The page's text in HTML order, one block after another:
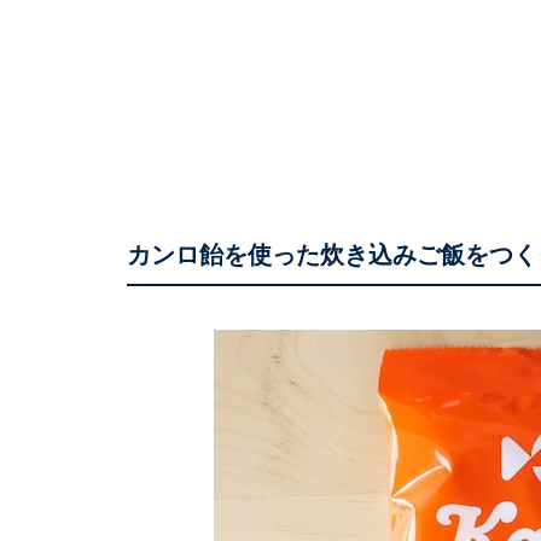
カンロ飴を使った炊き込みご飯をつ